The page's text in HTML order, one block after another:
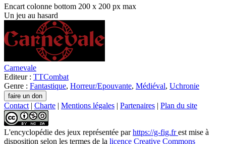
Encart colonne bottom 200 x 200 px max
Un jeu au hasard
Carnevale
Editeur : TTCombat
Genre : Fantastique, Horreur/Epouvante, Médiéval, Uchronie
Contact | Charte | Mentions légales | Partenaires | Plan du site
L'encyclopédie des jeux représentée parhttps://g-fig.frest mise à
disposition selon les termes de la licence Creative Commons